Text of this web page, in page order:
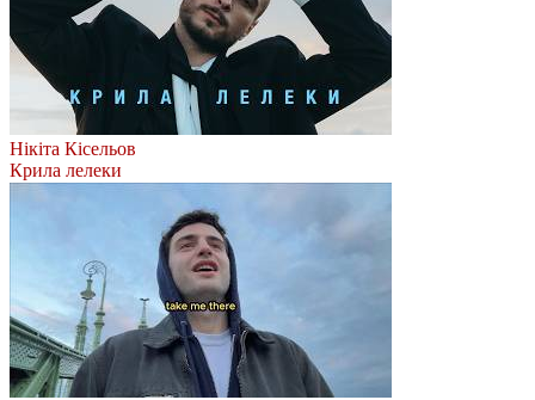
Нікіта Кісельов
Крила лелеки